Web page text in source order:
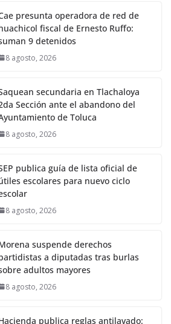
presunta operadora de red de
fiscal de Ernesto Ruffo:
9 detenidos
8 agosto, 2026
secundaria en Tlachaloya
Sección ante el abandono del
de Toluca
8 agosto, 2026
publica guía de lista oficial de
escolares para nuevo ciclo
8 agosto, 2026
suspende derechos
a diputadas tras burlas
adultos mayores
8 agosto, 2026
publica reglas antilavado: